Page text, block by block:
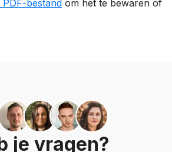
bestand om het te bewaren of
je vragen?